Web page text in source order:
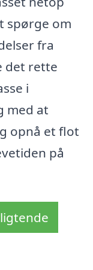
spørge om
fra
det rette
i
med at
opnå et flot
på